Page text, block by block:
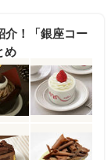
！「銀座コー
め